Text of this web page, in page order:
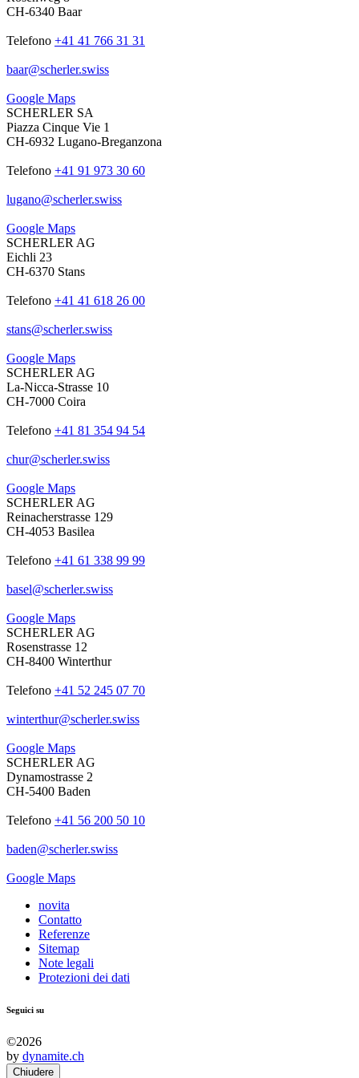
CH-6340 Baar
Telefono +41 41 766 31 31
baar@scherler.swiss
Google Maps
SCHERLER SA
Piazza Cinque Vie 1
CH-6932 Lugano-Breganzona
Telefono +41 91 973 30 60
lugano@scherler.swiss
Google Maps
SCHERLER AG
Eichli 23
CH-6370 Stans
Telefono +41 41 618 26 00
stans@scherler.swiss
Google Maps
SCHERLER AG
La-Nicca-Strasse 10
CH-7000 Coira
Telefono +41 81 354 94 54
chur@scherler.swiss
Google Maps
SCHERLER AG
Reinacherstrasse 129
CH-4053 Basilea
Telefono +41 61 338 99 99
basel@scherler.swiss
Google Maps
SCHERLER AG
Rosenstrasse 12
CH-8400 Winterthur
Telefono +41 52 245 07 70
winterthur@scherler.swiss
Google Maps
SCHERLER AG
Dynamostrasse 2
CH-5400 Baden
Telefono +41 56 200 50 10
baden@scherler.swiss
Google Maps
novita
Contatto
Referenze
Sitemap
Note legali
Protezioni dei dati
Seguici su
©2026
by dynamite.ch
Chiudere